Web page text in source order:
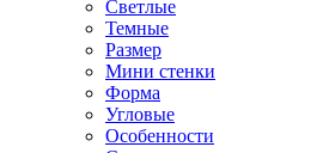
Светлые
Темные
Размер
Мини стенки
Форма
Угловые
Особенности